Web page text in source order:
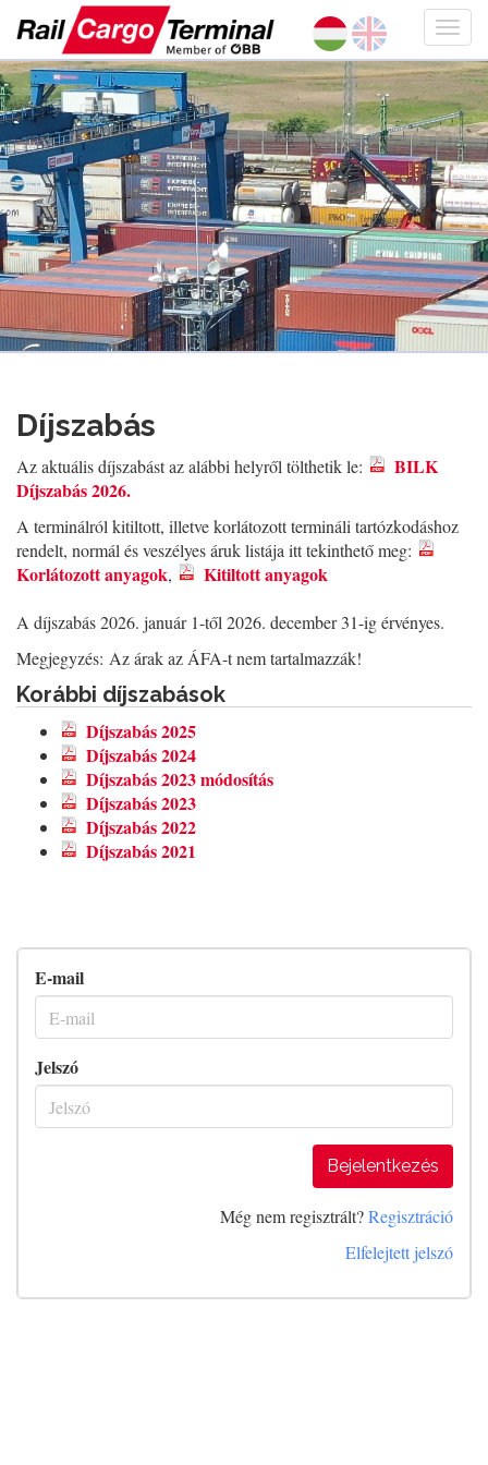
Díjszabás
Az aktuális díjszabást az alábbi helyről tölthetik le:
BILK
Díjszabás 2026.
A terminálról kitiltott, illetve korlátozott termináli tartózkodáshoz
rendelt, normál és veszélyes áruk listája itt tekinthető meg:
Korlátozott anyagok, Kitiltott anyagok
A díjszabás 2026. január 1-től 2026. december 31-ig érvényes.
Megjegyzés: Az árak az ÁFA-t nem tartalmazzák!
Korábbi díjszabások
Díjszabás 2025
Díjszabás 2024
Díjszabás 2023 módosítás
Díjszabás 2023
Díjszabás 2022
Díjszabás 2021
E-mail
Jelszó
Bejelentkezés
Még nem regisztrált?Regisztráció
Elfelejtett jelszó